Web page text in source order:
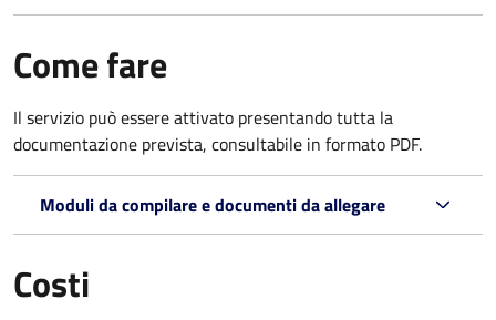
Come fare
Il servizio può essere attivato presentando tutta la
documentazione prevista, consultabile in formato PDF.
Moduli da compilare e documenti da allegare
Costi